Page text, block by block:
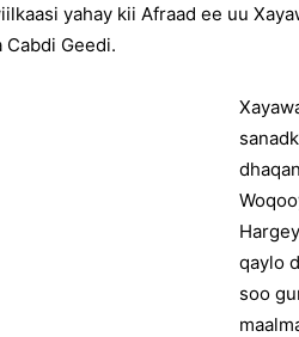
yahay kii Afraad ee uu
Cabdi Geedi.
qaylo
soo